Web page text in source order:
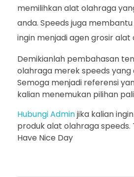
memilihkan alat olahraga
anda. Speeds juga
ingin menjadi agen grosir alat
Demikianlah pembahasan
olahraga merek speeds yang
Semoga menjadi referensi
kalian menemukan pilihan
Hubungi Adminjika kalian
produk alat olahraga speeds.
Have Nice Day